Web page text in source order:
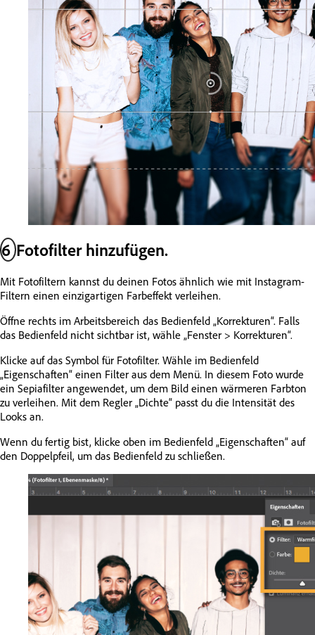
6Fotofilter hinzufügen.
Mit Fotofiltern kannst du deinen Fotos ähnlich wie mit Instagram-
Filtern einen einzigartigen Farbeffekt verleihen.
Öffne rechts im Arbeitsbereich das Bedienfeld „Korrekturen“. Falls
das Bedienfeld nicht sichtbar ist, wähle „Fenster > Korrekturen“.
Klicke auf das Symbol für Fotofilter. Wähle im Bedienfeld
„Eigenschaften“ einen Filter aus dem Menü. In diesem Foto wurde
ein Sepiafilter angewendet, um dem Bild einen wärmeren Farbton
zu verleihen. Mit dem Regler „Dichte“ passt du die Intensität des
Looks an.
Wenn du fertig bist, klicke oben im Bedienfeld „Eigenschaften“ auf
den Doppelpfeil, um das Bedienfeld zu schließen.